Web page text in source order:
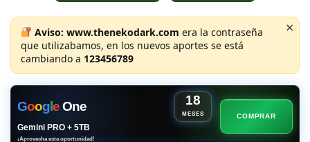
Aviso: www.thenekodark.com era la contraseña
que utilizabamos, en los nuevos aportes se está
cambiando a 123456789
×
GoogeOne 18
MESES
Gemini PRO + 5TB
¡Aprovecha esta oportunidad!
COMPRAR